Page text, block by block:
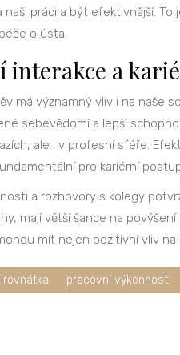
práci a být efektivnější.
o ústa.
interakce a
má významný vliv i na naše
sebevědomí a lepší
ale i v profesní sféře.
pro kariérní
a rozhovory s kolegy
mají větší šance na
mít nejen pozitivní vliv
rovnátka pracovní výkonnost